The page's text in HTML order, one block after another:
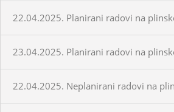
22.04.2025. Planirani radovi na
23.04.2025. Planirani radovi na
22.04.2025. Neplanirani radovi na